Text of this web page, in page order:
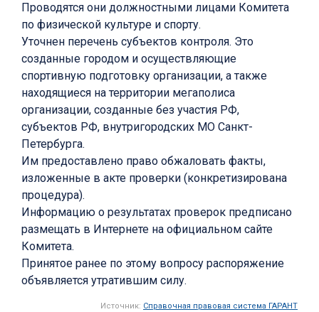
Проводятся они должностными лицами Комитета
по физической культуре и спорту.
Уточнен перечень субъектов контроля. Это
созданные городом и осуществляющие
спортивную подготовку организации, а также
находящиеся на территории мегаполиса
организации, созданные без участия РФ,
субъектов РФ, внутригородских МО Санкт-
Петербурга.
Им предоставлено право обжаловать факты,
изложенные в акте проверки (конкретизирована
процедура).
Информацию о результатах проверок предписано
размещать в Интернете на официальном сайте
Комитета.
Принятое ранее по этому вопросу распоряжение
объявляется утратившим силу.
Источник: Справочная правовая система ГАРАНТ